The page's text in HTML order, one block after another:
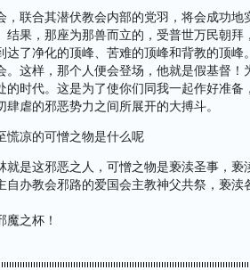
，联合其潜伏教会内部的党羽，将会成功
结果，那座为那兽而立的，受普世万民朝
达了净化的顶峰、苦难的顶峰和背教的顶
。这样，那个人便会登场，他就是假基督
的时代。这是为了使你们同我一起作好准
肆虐的邪恶势力之间所展开的大搏斗。
慌凉的可憎之物是什么呢
就是这邪恶之人，可憎之物是亵渎圣事，
自办教会邪路的爱国会主教神父共祭，亵渎
魔之杯！